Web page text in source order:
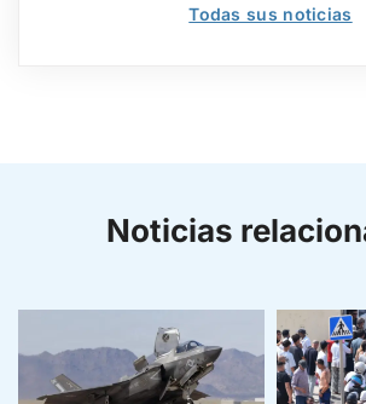
Todas sus noticias
Noticias